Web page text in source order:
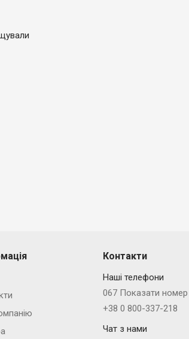
Контакти
Наші телефони
067 Показати номер
+38 0 800-337-218
Чат з нами